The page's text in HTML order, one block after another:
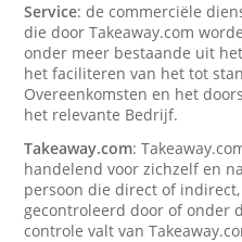
Service: de commerciële
die door Takeaway.com
onder meer bestaande uit
het faciliteren van het tot
Overeenkomsten en het
het relevante Bedrijf.
Takeaway.com:
handelend voor zichzelf en
persoon die direct of
gecontroleerd door of onder
controle valt van